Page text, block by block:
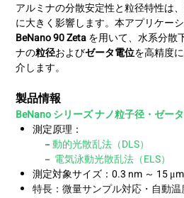
アルミナの分散安定性と粒径特性は
に大きく影響します。本アプリケーシ
BeNano 90 Zetaを用いて、水系分散
ナの粒径およびゼータ電位を高精度
介します。
製品情報
BeNano シリーズ ナノ粒子径・ゼー
測定原理：
－動的光散乱法（DLS）
－ 電気泳動光散乱法（ELS）
測定対象サイズ：0.3 nm ～ 15 μm
特長：微量サンプル対応・自動